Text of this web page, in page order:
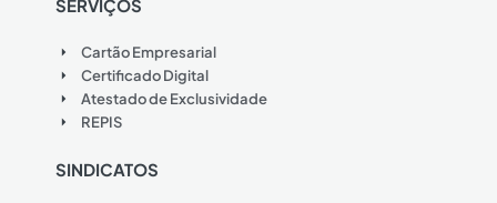
SERVIÇOS
Cartão Empresarial
Certificado Digital
Atestado de Exclusividade
REPIS
SINDICATOS